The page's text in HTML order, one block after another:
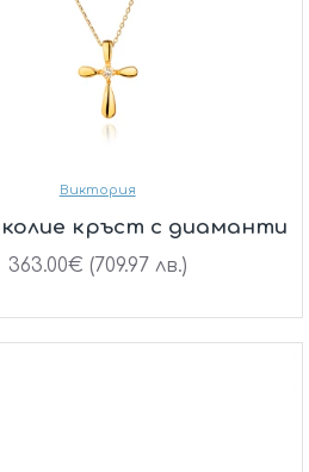
Виктория
кръст с диаманти
363.00€ (709.97 лв.)